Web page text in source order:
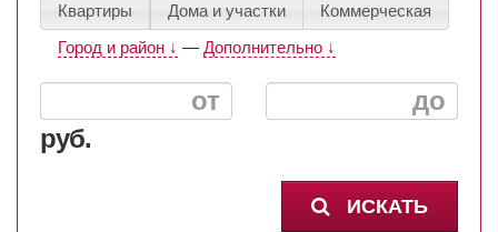
Квартиры Дома и участки
Коммерческая
Город и район ↓ — Дополнительно ↓
руб.
ИСКАТЬ